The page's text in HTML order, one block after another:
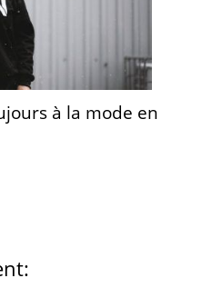
à la mode en